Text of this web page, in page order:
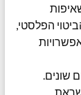
הפלסטי,
שונים.